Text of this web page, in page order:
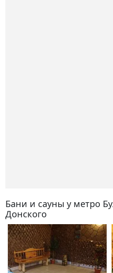
Бани и сауны у метро
Донского